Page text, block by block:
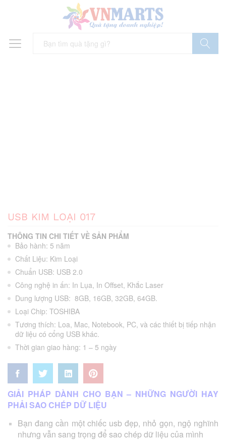
USB KIM LOẠI 017
THÔNG TIN CHI TIẾT VỀ SẢN PHẨM
Bảo hành: 5 năm
Chất Liệu: Kim Loại
Chuẩn USB: USB 2.0
Công nghệ in ấn: In Lụa, In Offset, Khắc Laser
Dung lượng USB: 8GB, 16GB, 32GB, 64GB.
Loại Chip: TOSHIBA
Tương thích: Loa, Mac, Notebook, PC, và các thiết bị tiếp nhận
dữ liệu có cổng USB khác.
Thời gian giao hàng: 1 – 5 ngày
GIẢI PHÁP DÀNH CHO BẠN – NHỮNG NGƯỜI HAY
PHẢI SAO CHÉP DỮ LIỆU
Bạn đang cần một chiếc usb đẹp, nhỏ gọn, ngộ nghĩnh
nhưng vẫn sang trọng để sao chép dữ liệu của mình